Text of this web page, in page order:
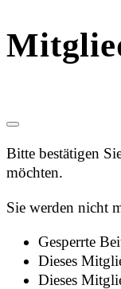
Bitte bestätigen
möchten.
Sie werden nicht
Gesperrte
Dieses
Dieses